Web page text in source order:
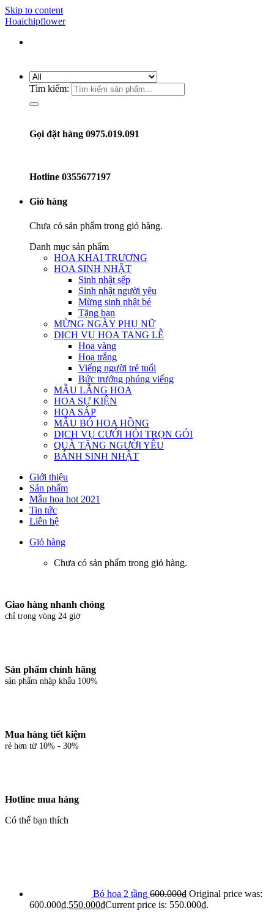
Skip to content
Hoaichipflower
Tìm kiếm:
Gọi đặt hàng 0975.019.091
Hotline 0355677197
Giỏ hàng
Chưa có sản phẩm trong giỏ hàng.
Danh mục sản phẩm
HOA KHAI TRƯƠNG
HOA SINH NHẬT
Sinh nhật sếp
Sinh nhật người yêu
Mừng sinh nhật bé
Tặng bạn
MỪNG NGÀY PHỤ NỮ
DỊCH VỤ HOA TANG LỄ
Hoa vàng
Hoa trắng
Viếng người trẻ tuổi
Bức trướng phúng viếng
MẪU LẴNG HOA
HOA SỰ KIỆN
HOA SÁP
MẪU BÓ HOA HỒNG
DỊCH VỤ CƯỚI HỎI TRỌN GÓI
QUÀ TẶNG NGƯỜI YÊU
BÁNH SINH NHẬT
Giới thiệu
Sản phẩm
Mẫu hoa hot 2021
Tin tức
Liên hệ
Giỏ hàng
Chưa có sản phẩm trong giỏ hàng.
Giao hàng nhanh chóng
chỉ trong vòng 24 giờ
Sản phẩm chính hãng
sản phẩm nhập khẩu 100%
Mua hàng tiết kiệm
rẻ hơn từ 10% - 30%
Hotline mua hàng
Có thể bạn thích
Bó hoa 2 tầng 600.000₫ Original price was:
600.000₫.550.000₫Current price is: 550.000₫.